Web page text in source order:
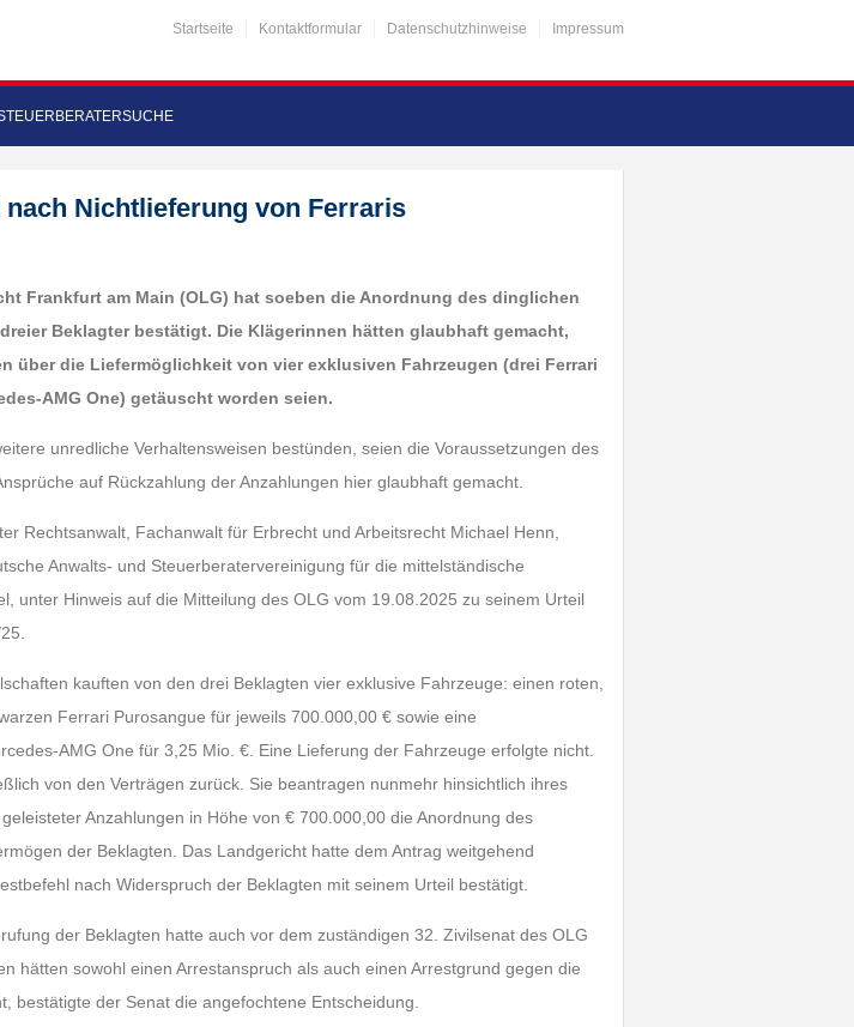
Startseite Kontaktformular Datenschutzhinweise Impressum
Nichtlieferung von Ferraris
Frankfurt am Main (OLG) hat soeben die Anordnung des dinglichen
Beklagter bestätigt. Die Klägerinnen hätten glaubhaft gemacht,
über die Liefermöglichkeit von vier exklusiven Fahrzeugen (drei Ferrari
AMG One) getäuscht worden seien.
unredliche Verhaltensweisen bestünden, seien die Voraussetzungen des
auf Rückzahlung der Anzahlungen hier glaubhaft gemacht.
Rechtsanwalt, Fachanwalt für Erbrecht und Arbeitsrecht Michael Henn,
Anwalts- und Steuerberatervereinigung für die mittelständische
unter Hinweis auf die Mitteilung des OLG vom 19.08.2025 zu seinem Urteil
kauften von den drei Beklagten vier exklusive Fahrzeuge: einen roten,
Ferrari Purosangue für jeweils 700.000,00 € sowie eine
AMG One für 3,25 Mio. €. Eine Lieferung der Fahrzeuge erfolgte nicht.
von den Verträgen zurück. Sie beantragen nunmehr hinsichtlich ihres
Anzahlungen in Höhe von € 700.000,00 die Anordnung des
der Beklagten. Das Landgericht hatte dem Antrag weitgehend
nach Widerspruch der Beklagten mit seinem Urteil bestätigt.
der Beklagten hatte auch vor dem zuständigen 32. Zivilsenat des OLG
hätten sowohl einen Arrestanspruch als auch einen Arrestgrund gegen die
bestätigte der Senat die angefochtene Entscheidung.